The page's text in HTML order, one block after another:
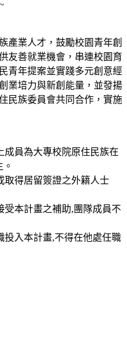
產業人才，鼓勵校園青年創
友善就業機會，串連校園育
青年提案並實踐多元創意經
業培力與新創能量，並發揚
民族委員會共同合作，實施
成員為大專校院原住民族在
取得居留簽證之外籍人士
受本計畫之補助,團隊成員不
投入本計畫,不得在他處任職